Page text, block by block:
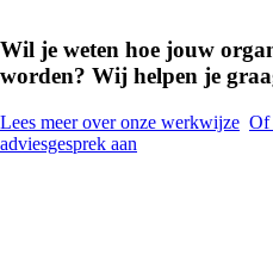
Wil je weten hoe jouw
worden? Wij helpen je
Lees meer over onze werkwijze Of
adviesgesprek aan